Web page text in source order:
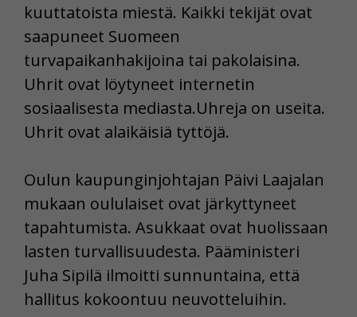
kuuttatoista miestä. Kaikki tekijät ovat
saapuneet Suomeen
turvapaikanhakijoina tai pakolaisina.
Uhrit ovat löytyneet internetin
sosiaalisesta mediasta.Uhreja on useita.
Uhrit ovat alaikäisiä tyttöjä.
Oulun kaupunginjohtajan Päivi Laajalan
mukaan oululaiset ovat järkyttyneet
tapahtumista. Asukkaat ovat huolissaan
lasten turvallisuudesta. Pääministeri
Juha Sipilä ilmoitti sunnuntaina, että
hallitus kokoontuu neuvotteluihin.